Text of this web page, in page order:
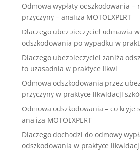
Odmowa wypłaty odszkodowania –
przyczyny – analiza MOTOEXPERT
Dlaczego ubezpieczyciel odmawia
odszkodowania po wypadku w
Dlaczego ubezpieczyciel zaniża
to uzasadnia w praktyce likwi
Odmowa odszkodowania przez
przyczyny w praktyce likwidacji
Odmowa odszkodowania – co kryje
analiza MOTOEXPERT
Dlaczego dochodzi do odmowy
odszkodowania w praktyce